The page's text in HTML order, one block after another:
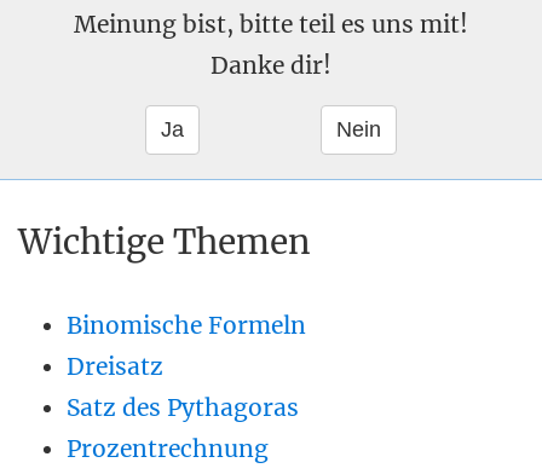
Meinung bist, bitte teil es uns mit!
Danke dir!
Wichtige Themen
Binomische Formeln
Dreisatz
Satz des Pythagoras
Prozentrechnung